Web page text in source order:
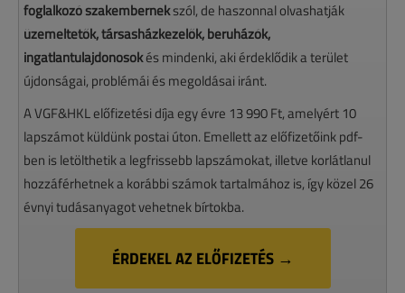
foglalkozó szakembernekszól, de haszonnal olvashatják
üzemeltetők, társasházkezelők, beruházók,
ingatlantulajdonosokés mindenki, aki érdeklődik a terület
újdonságai, problémái és megoldásai iránt.
A VGF&HKL előfizetési díja egy évre 13 990 Ft, amelyért 10
lapszámot küldünk postai úton. Emellett az előfizetőink pdf-
ben is letölthetik a legfrissebb lapszámokat, illetve korlátlanul
hozzáférhetnek a korábbi számok tartalmához is, így közel 26
évnyi tudásanyagot vehetnek bírtokba.
ÉRDEKEL AZ ELŐFIZETÉS →